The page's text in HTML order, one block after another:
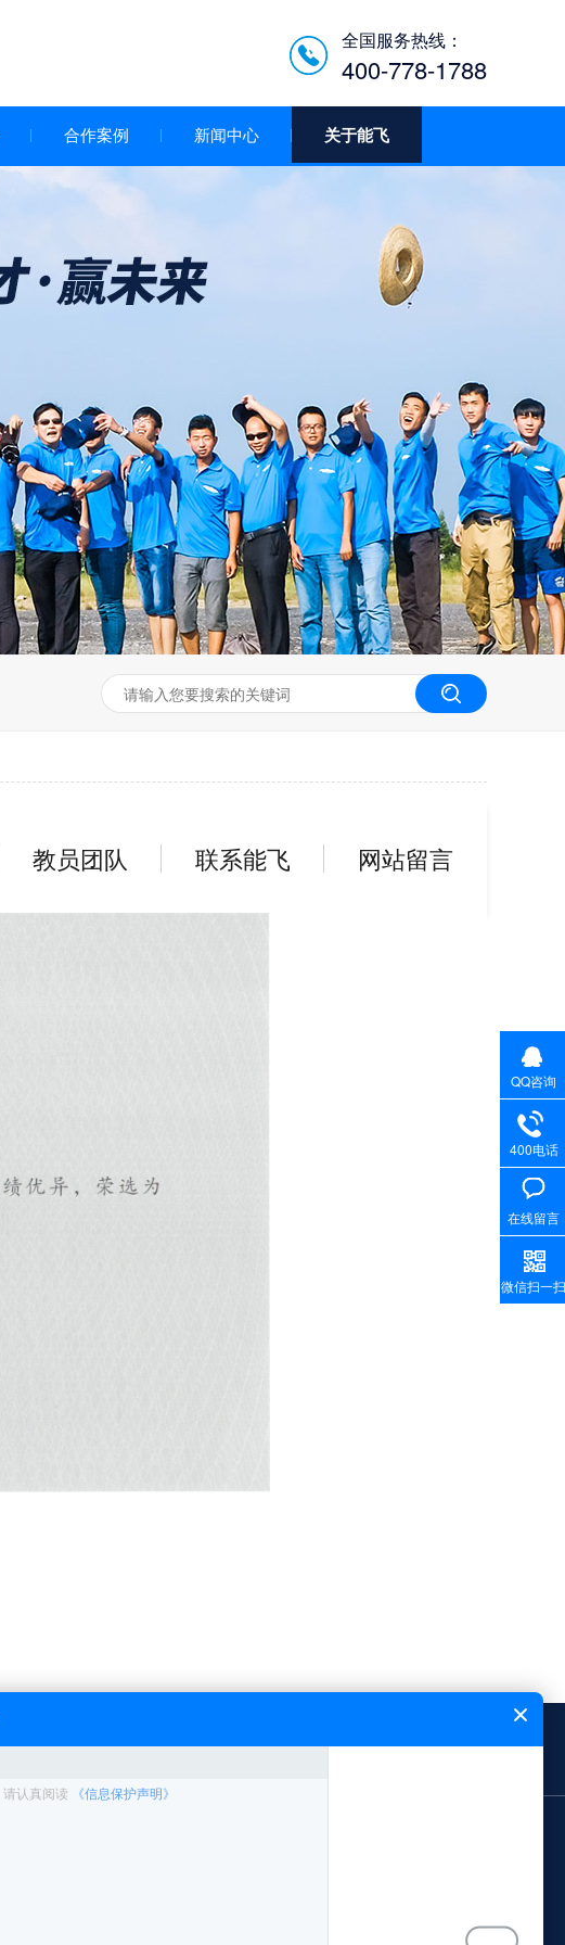
全国服务热线：
400-778-1788
低空经济智慧巡检平台/机
无人机工程创新实训
合作案例 新闻中心 关于能飞
教员团队 联系能飞 网站留言
新闻中心 能飞简介 网站地图
QQ咨询
400电话
在线留言
微信扫一扫